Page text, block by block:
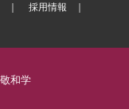
採用情報